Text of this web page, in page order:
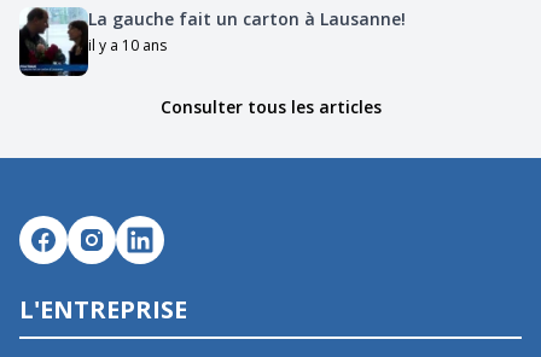
La gauche fait un carton à Lausanne!
il y a 10 ans
Consulter tous les articles
L'ENTREPRISE